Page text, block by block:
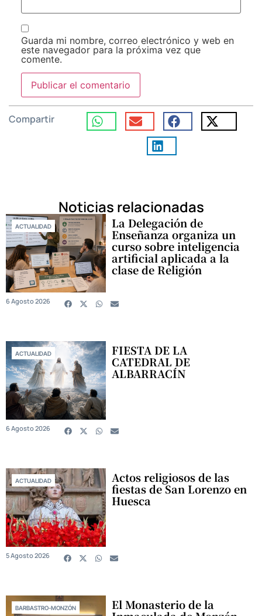
Guarda mi nombre, correo electrónico y web en
este navegador para la próxima vez que
comente.
Compartir
Noticias relacionadas
ACTUALIDAD La Delegación de
Enseñanza organiza un
curso sobre inteligencia
artificial aplicada a la
clase de Religión
6 Agosto 2026
ACTUALIDAD FIESTA DE LA
CATEDRAL DE
ALBARRACÍN
6 Agosto 2026
ACTUALIDAD Actos religiosos de las
fiestas de San Lorenzo en
Huesca
5 Agosto 2026
BARBASTRO-MONZÓN El Monasterio de la